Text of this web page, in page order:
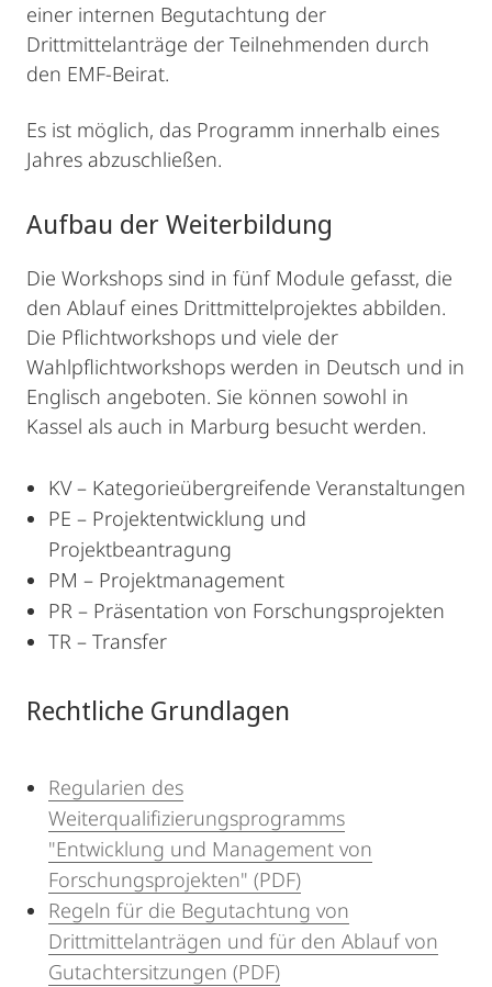
einer internen Begutachtung der
Drittmittelanträge der Teilnehmenden durch
den EMF-Beirat.
Es ist möglich, das Programm innerhalb eines
Jahres abzuschließen.
Aufbau der Weiterbildung
Die Workshops sind in fünf Module gefasst, die
den Ablauf eines Drittmittelprojektes abbilden.
Die Pflichtworkshops und viele der
Wahlpflichtworkshops werden in Deutsch und in
Englisch angeboten. Sie können sowohl in
Kassel als auch in Marburg besucht werden.
KV – Kategorieübergreifende Veranstaltungen
PE – Projektentwicklung und
Projektbeantragung
PM – Projektmanagement
PR – Präsentation von Forschungsprojekten
TR – Transfer
Rechtliche Grundlagen
Regularien des
Weiterqualifizierungsprogramms
"Entwicklung und Management von
Forschungsprojekten" (PDF)
Regeln für die Begutachtung von
Drittmittelanträgen und für den Ablauf von
Gutachtersitzungen (PDF)